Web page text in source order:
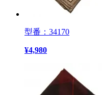
型番：34170
¥4,980